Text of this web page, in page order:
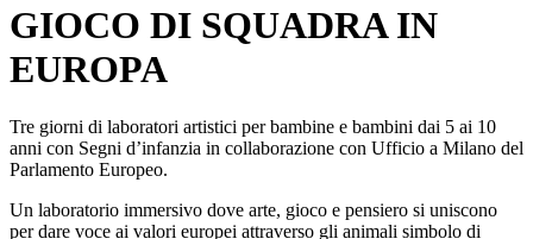
GIOCO DI SQUADRA IN
EUROPA
Tre giorni di laboratori artistici per bambine e bambini dai 5 ai 10
anni con Segni d’infanzia in collaborazione con Ufficio a Milano del
Parlamento Europeo.
Un laboratorio immersivo dove arte, gioco e pensiero si uniscono
per dare voce ai valori europei attraverso gli animali simbolo di